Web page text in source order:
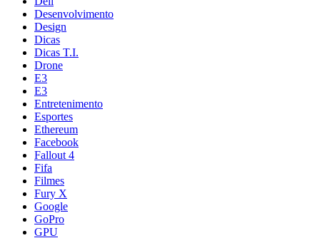
Desenvolvimento
Design
Dicas
Dicas T.I.
Drone
E3
E3
Entretenimento
Esportes
Ethereum
Facebook
Fallout 4
Fifa
Filmes
Fury X
Google
GoPro
GPU